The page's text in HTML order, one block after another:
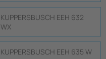
KUPPERSBUSCH EEH 632
WX
KUPPERSBUSCH EEH 635 W